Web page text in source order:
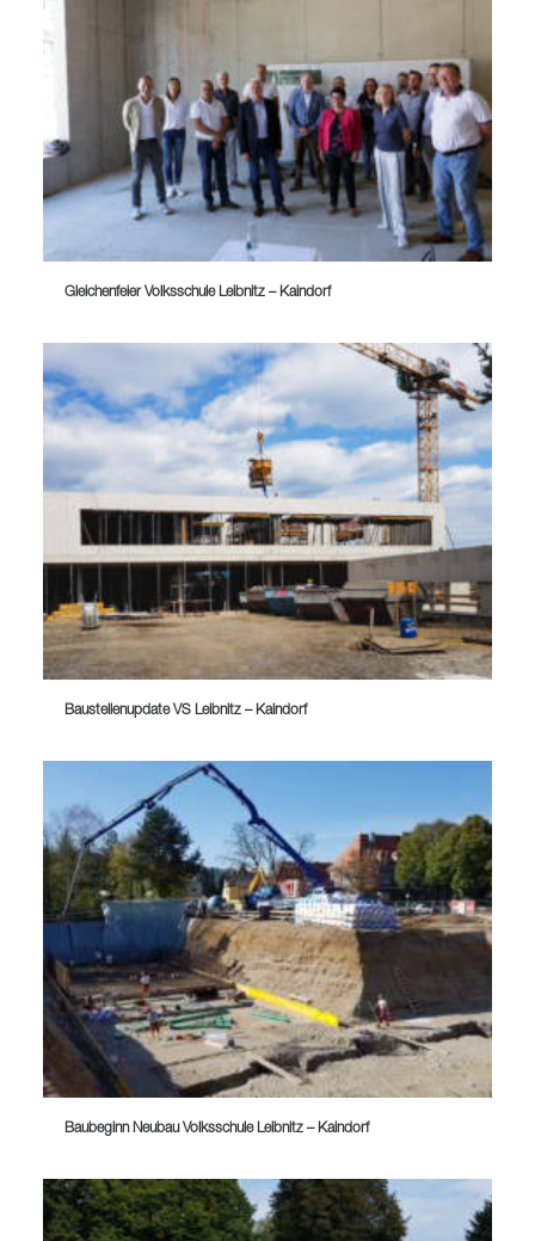
Gleichenfeier Volksschule Leibnitz – Kaindorf
Baustellenupdate VS Leibnitz – Kaindorf
Baubeginn Neubau Volksschule Leibnitz – Kaindorf